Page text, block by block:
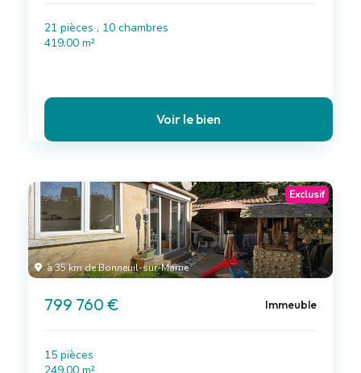
21 pièces , 10 chambres
419.00 m²
Voir le bien
à 35 km de Bonneuil-sur-Marne
Exclusif
799 760 € Immeuble
15 pièces